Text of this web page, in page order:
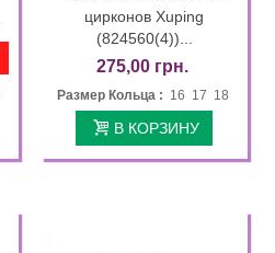
цирконов Xuping
(824560(4))...
275,00 грн.
Размер Кольца : 16 17 18
В КОРЗИНУ